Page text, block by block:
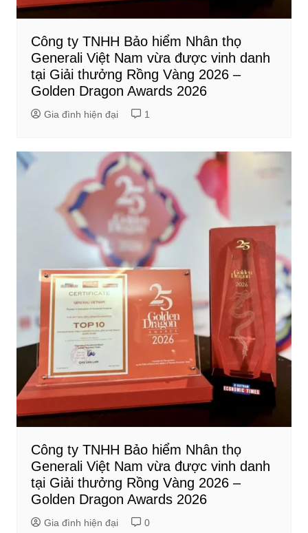
Công ty TNHH Bảo hiểm Nhân thọ
Generali Việt Nam vừa được vinh danh
tại Giải thưởng Rồng Vàng 2026 –
Golden Dragon Awards 2026
Gia đình hiện đại 1
Công ty TNHH Bảo hiểm Nhân thọ
Generali Việt Nam vừa được vinh danh
tại Giải thưởng Rồng Vàng 2026 –
Golden Dragon Awards 2026
Gia đình hiện đại 0